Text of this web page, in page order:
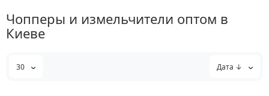
Чопперы и измельчители оптом в
Киеве
30 Дата ↓